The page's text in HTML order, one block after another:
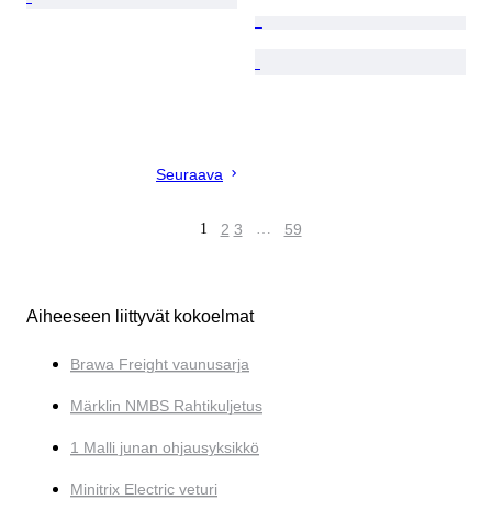
Seuraava
1 2 3 … 59
Aiheeseen liittyvät kokoelmat
Brawa Freight vaunusarja
Märklin NMBS Rahtikuljetus
1 Malli junan ohjausyksikkö
Minitrix Electric veturi